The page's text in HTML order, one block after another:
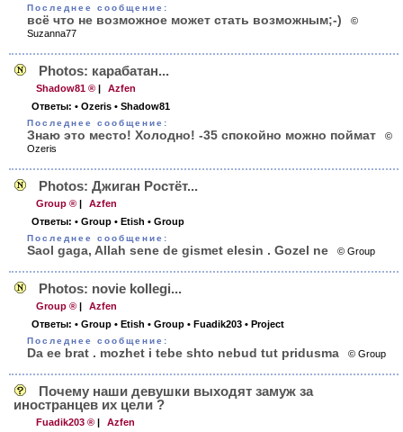
Последнее сообщение:
всё что не возможное может стать возможным;-)
©
Suzanna77
Photos: карабатан...
Shadow81 ® |
Azfen
Ответы: • Ozeris • Shadow81
Последнее сообщение:
Знаю это место! Холодно! -35 спокойно можно поймат
©
Ozeris
Photos: Джиган Ростёт...
Group ® |
Azfen
Ответы: • Group • Etish • Group
Последнее сообщение:
Saol gaga, Allah sene de gismet elesin . Gozel ne © Group
Photos: novie kollegi...
Group ® |
Azfen
Ответы: • Group • Etish • Group • Fuadik203 • Project
Последнее сообщение:
Da ee brat . mozhet i tebe shto nebud tut pridusma © Group
Почему наши девушки выходят замуж за
иностранцев их цели ?
Fuadik203 ® |
Azfen